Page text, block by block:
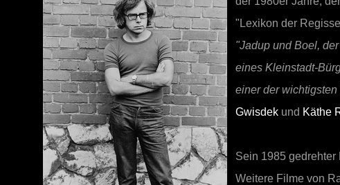
"Lexikon der
"Jadup und Boel,
eines Kleinstadt-
einer der
Gwisdek und Käthe
Sein 1985 gedrehter
Weitere Filme von